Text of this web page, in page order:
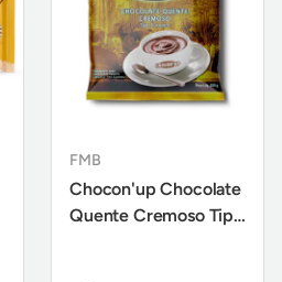
FMB
Chocon'up Chocolate
Quente Cremoso Tipo